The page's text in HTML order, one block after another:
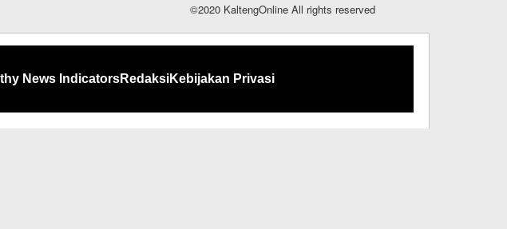
©2020 KaltengOnline All rights reserved
News IndicatorsRedaksiKebijakan Privasi